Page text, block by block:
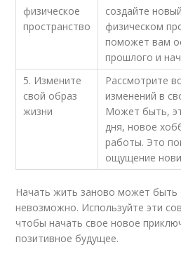
физическое
пространство
создайте
физическом
поможет вам
прошлого и
5. Измените
свой образ
жизни
Рассмотрите
изменений в
Может быть,
дня, новое
работы. Это
ощущение
Начать жить заново может быть
невозможно. Используйте эти
чтобы начать свое новое
позитивное будущее.